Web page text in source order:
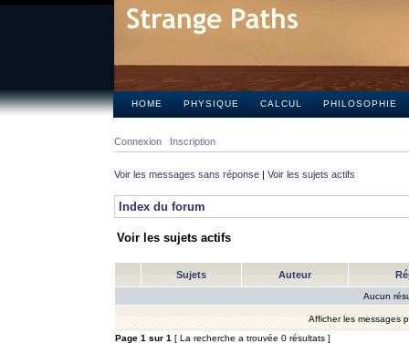
HOME PHYSIQUE CALCUL PHILOSOPHIE
Connexion Inscription
Voir les messages sans réponse | Voir les sujets actifs
Index du forum
Voir les sujets actifs
Sujets Auteur
Aucun
Afficher les messages
Page 1 sur 1 [ La recherche a trouvée 0 résultats ]